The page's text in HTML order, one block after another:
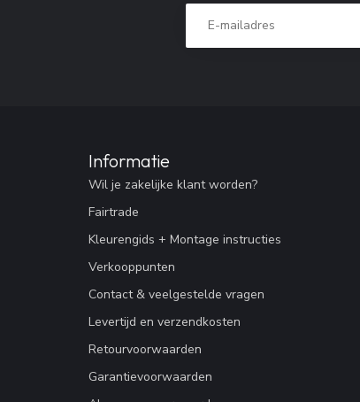
Informatie
Wil je zakelijke klant worden?
Fairtrade
Kleurengids + Montage instructies
Verkooppunten
Contact & veelgestelde vragen
Levertijd en verzendkosten
Retourvoorwaarden
Garantievoorwaarden